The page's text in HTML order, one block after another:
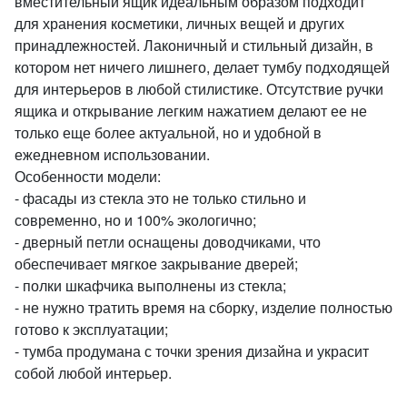
для хранения косметики, личных вещей и других
принадлежностей. Лаконичный и стильный дизайн, в
котором нет ничего лишнего, делает тумбу подходящей
для интерьеров в любой стилистике. Отсутствие ручки
ящика и открывание легким нажатием делают ее не
только еще более актуальной, но и удобной в
ежедневном использовании.
Особенности модели:
- фасады из стекла это не только стильно и
современно, но и 100% экологично;
- дверный петли оснащены доводчиками, что
обеспечивает мягкое закрывание дверей;
- полки шкафчика выполнены из стекла;
- не нужно тратить время на сборку, изделие полностью
готово к эксплуатации;
- тумба продумана с точки зрения дизайна и украсит
собой любой интерьер.